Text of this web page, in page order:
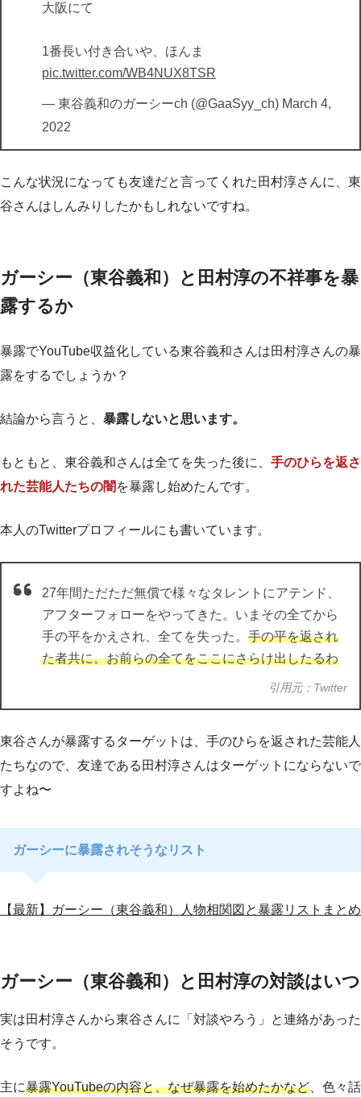
大阪にて
1番長い付き合いや、ほんま
pic.twitter.com/WB4NUX8TSR
— 東谷義和のガーシーch (@GaaSyy_ch) March 4,
2022
こんな状況になっても友達だと言ってくれた田村淳さんに、東
谷さんはしんみりしたかもしれないですね。
ガーシー（東谷義和）と田村淳の不祥事を暴
露するか
暴露でYouTube収益化している東谷義和さんは田村淳さんの暴
露をするでしょうか？
結論から言うと、 暴露しないと思います。
もともと、東谷義和さんは全てを失った後に、 手のひらを返さ
れた芸能人たちの闇 を暴露し始めたんです。
本人のTwitterプロフィールにも書いています。
27年間ただただ無償で様々なタレントにアテンド、
アフターフォローをやってきた。いまその全てから
手の平をかえされ、全てを失った。 手の平を返され
た者共に。お前らの全てをここにさらけ出したるわ
引用元： Twitter
東谷さんが暴露するターゲットは、手のひらを返された芸能人
たちなので、友達である田村淳さんはターゲットにならないで
すよね〜
ガーシーに暴露されそうなリスト
【最新】ガーシー（東谷義和）人物相関図と暴露リストまとめ
ガーシー（東谷義和）と田村淳の対談はいつ
実は田村淳さんから東谷さんに「対談やろう」と連絡があった
そうです。
主に暴露YouTubeの内容と、なぜ暴露を始めたかなど 、色々話